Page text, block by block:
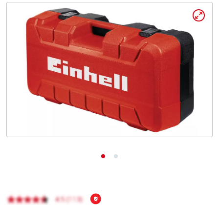
Français
English